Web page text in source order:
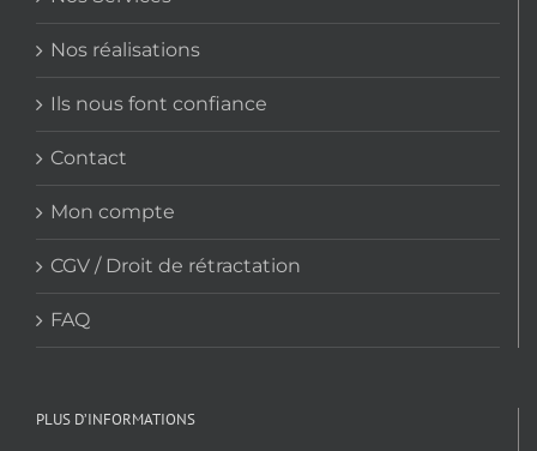
Nos réalisations
Ils nous font confiance
Contact
Mon compte
CGV / Droit de rétractation
FAQ
PLUS D’INFORMATIONS